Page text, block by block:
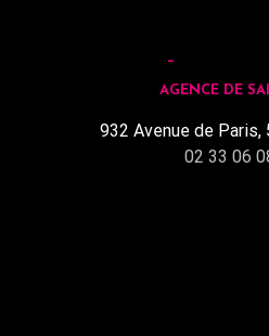
AGENCE DE
932 Avenue de
02 33 06